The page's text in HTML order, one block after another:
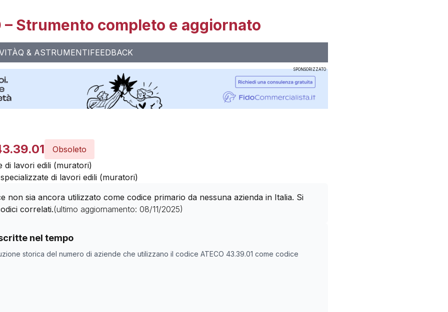
– Strumento completo e aggiornato
Q & ASTRUMENTIFEEDBACK
SPONSORIZZATO
Obsoleto
di lavori edili (muratori)
di lavori edili (muratori)
non sia ancora utilizzato come codice primario da nessuna azienda in Italia. Si
correlati.(ultimo aggiornamento: 08/11/2025)
nel tempo
storica del numero di aziende che utilizzano il codice ATECO 43.39.01 come codice
con codice ATECO
Numero aziende